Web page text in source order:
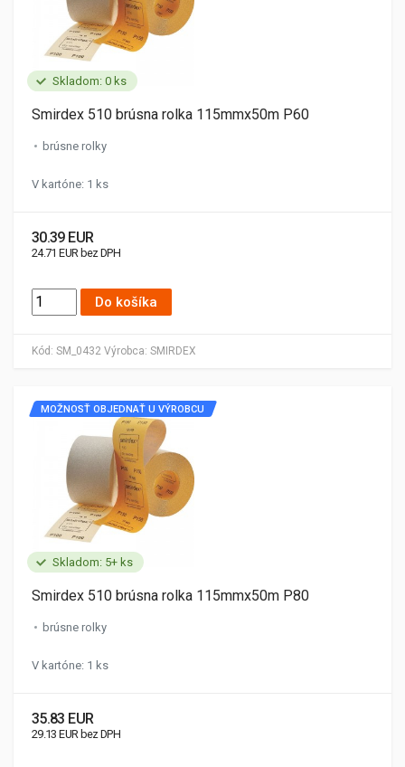
Skladom: 0 ks
Kód: SM_0432 Výrobca: SMIRDEX
Smirdex 510 brúsna rolka 115mmx50m P60
brúsne rolky
V kartóne: 1 ks
30.39 EUR
24.71 EUR bez DPH
Do košíka
Skladom: 5+ ks
MOŽNOSŤ OBJEDNAŤ U VÝROBCU
Smirdex 510 brúsna rolka 115mmx50m P80
brúsne rolky
V kartóne: 1 ks
35.83 EUR
29.13 EUR bez DPH